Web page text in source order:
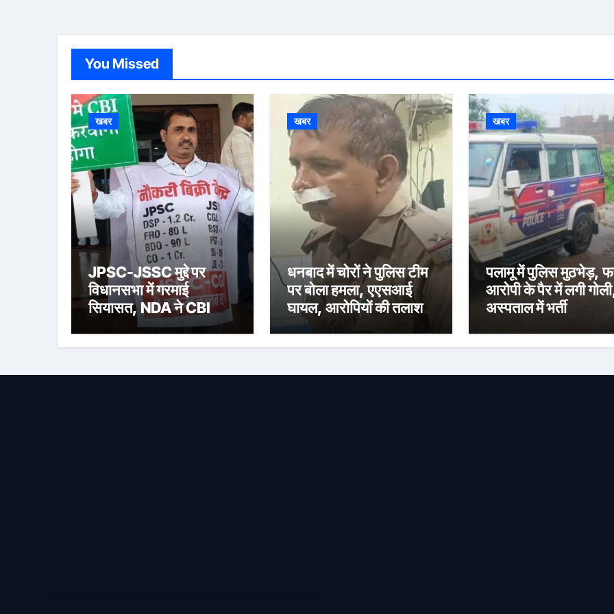
You Missed
खबर
JPSC-JSSC मुद्दे पर
विधानसभा में गरमाई
सियासत, NDA ने CBI जांच
की मांग को लेकर किया
प्रदर्शन
खबर
धनबाद में चोरों ने पुलिस टीम
पर बोला हमला, एएसआई
घायल, आरोपियों की तलाश में
छापेमारी तेज
खबर
पलामू में पुलिस मुठभेड़,
आरोपी के पैर में लगी
अस्पताल में भर्ती